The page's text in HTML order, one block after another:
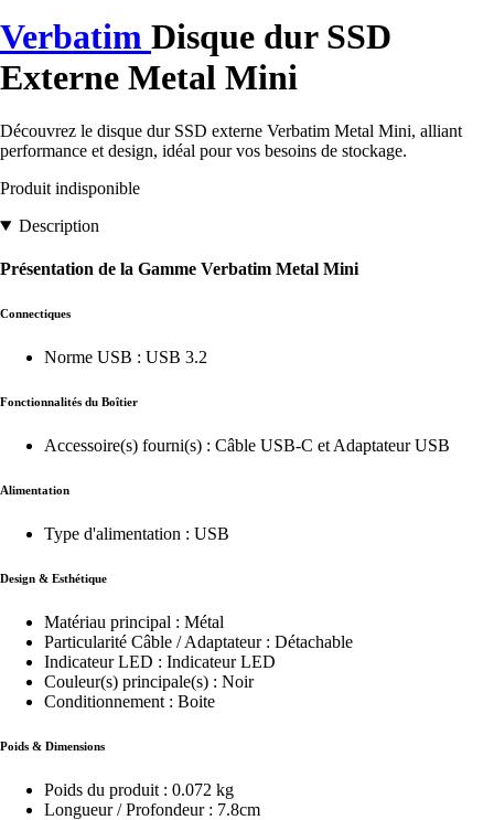
Verbatim Disque dur SSD
Externe Metal Mini
Découvrez le disque dur SSD externe Verbatim Metal Mini, alliant
performance et design, idéal pour vos besoins de stockage.
Produit indisponible
Description
Présentation de la Gamme Verbatim Metal Mini
Connectiques
Norme USB : USB 3.2
Fonctionnalités du Boîtier
Accessoire(s) fourni(s) : Câble USB-C et Adaptateur USB
Alimentation
Type d'alimentation : USB
Design & Esthétique
Matériau principal : Métal
Particularité Câble / Adaptateur : Détachable
Indicateur LED : Indicateur LED
Couleur(s) principale(s) : Noir
Conditionnement : Boite
Poids & Dimensions
Poids du produit : 0.072 kg
Longueur / Profondeur : 7.8cm